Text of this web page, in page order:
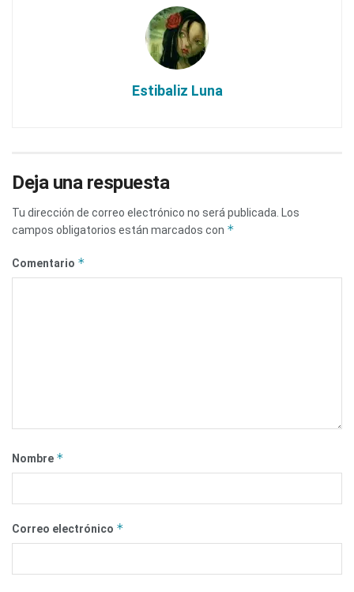
Estibaliz Luna
Deja una respuesta
Tu dirección de correo electrónico no será publicada. Los
campos obligatorios están marcados con *
Comentario *
Nombre *
Correo electrónico *